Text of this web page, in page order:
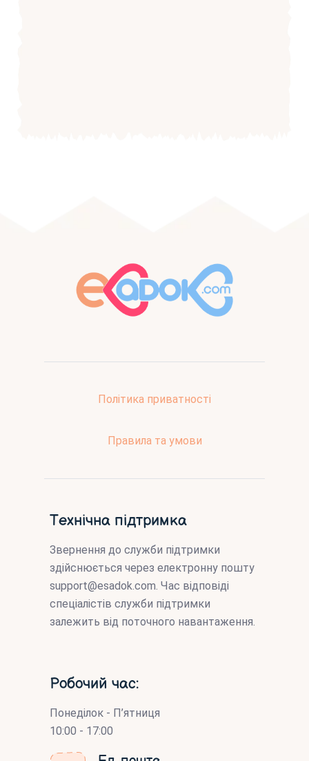
Політика приватності
Правила та умови
Технічна підтримка
Звернення до служби підтримки
здійснюється через електронну пошту
support@esadok.com. Час відповіді
спеціалістів служби підтримки
залежить від поточного навантаження.
Робочий час:
Понеділок - П’ятниця
10:00 - 17:00